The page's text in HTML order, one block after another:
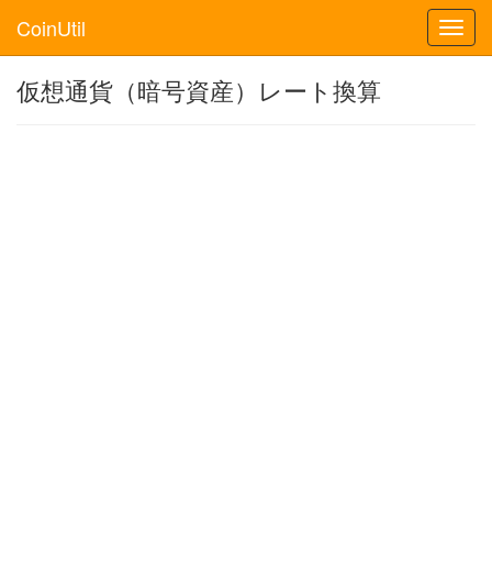
CoinUtil
仮想通貨（暗号資産）レート換算